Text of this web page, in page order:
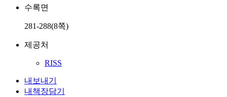
수록면
281-288(8쪽)
제공처
RISS
내보내기
내책장담기